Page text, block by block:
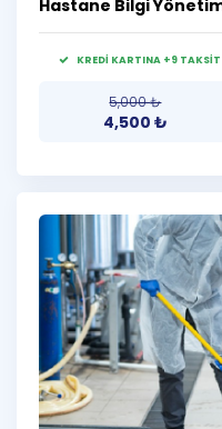
Hastane Bilgi
KREDİ KARTINA +9 TAKSİT
5,000₺
4,500 ₺